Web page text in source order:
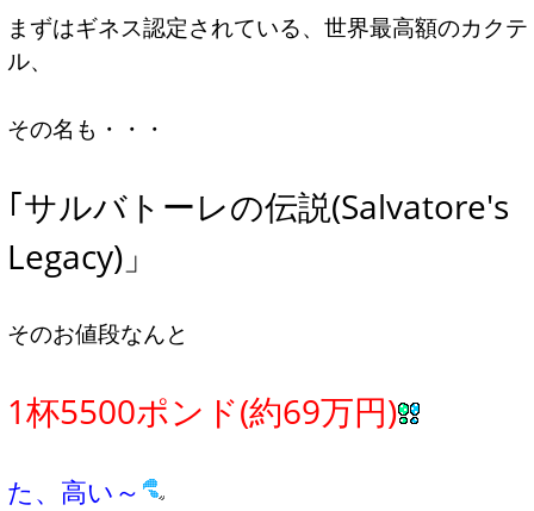
まずはギネス認定されている、世界最高額のカクテ
ル、
その名も・・・
｢サルバトーレの伝説(Salvatore's
Legacy)」
そのお値段なんと
1杯5500ポンド(約69万円)
た、高い～